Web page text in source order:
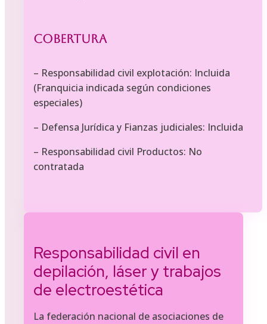
Cobertura
– Responsabilidad civil explotación: Incluida
(Franquicia indicada según condiciones
especiales)
– Defensa Jurídica y Fianzas judiciales: Incluida
– Responsabilidad civil Productos: No
contratada
Responsabilidad civil en
depilación, láser y trabajos
de electroestética
La federación nacional de asociaciones de